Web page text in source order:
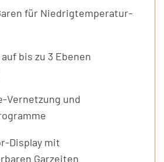
für Niedrigtemperatur-
bis zu 3 Ebenen
Vernetzung und
Display mit
Garzeiten